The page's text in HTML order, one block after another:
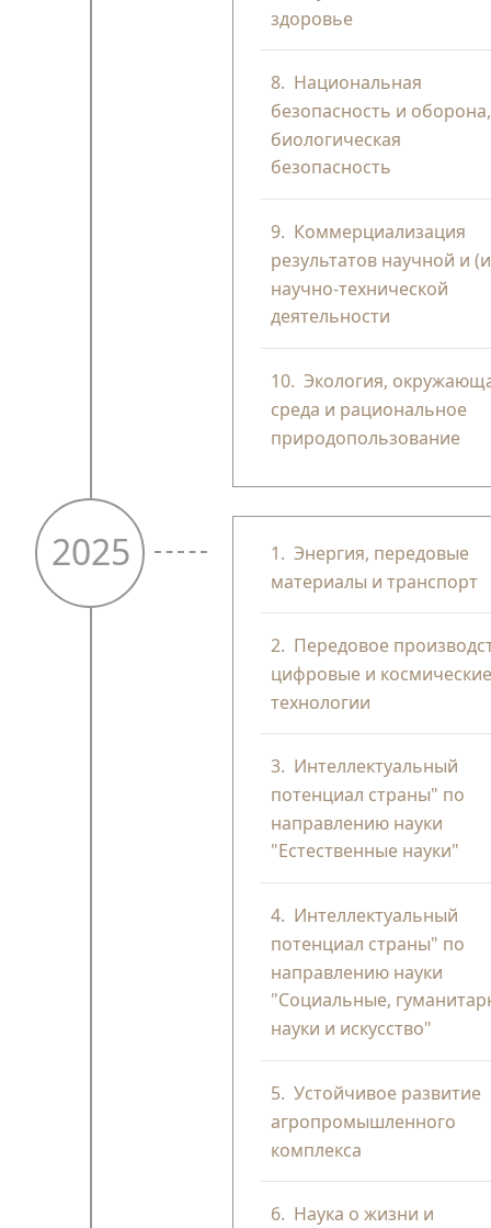
здоровье
8. Национальная
безопасность и оборона,
биологическая
безопасность
9. Коммерциализация
результатов научной и
научно-технической
деятельности
10.Экология,
среда и рациональное
природопользование
2025 1.Энергия, передовые
материалы и транспорт
2. Передовое
цифровые и
технологии
3. Интеллектуальный
потенциал страны" по
направлению науки
"Естественные науки"
4. Интеллектуальный
потенциал страны" по
направлению науки
"Социальные,
науки и искусство"
5.Устойчивое развитие
агропромышленного
комплекса
6. Наука о жизни и